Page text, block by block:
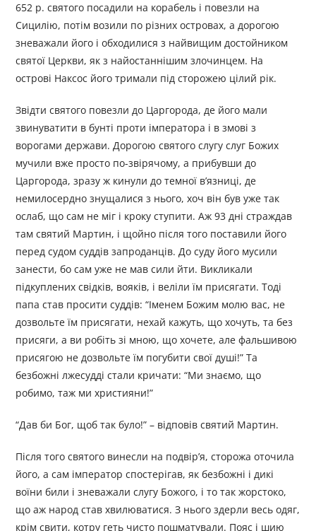
652 р. святого посадили на корабель і повезли на
Сицилію, потім возили по різних островах, а дорогою
зневажали його і обходилися з найвищим достойником
святої Церкви, як з найостаннішим злочинцем. На
острові Наксос його тримали під сторожею цілий рік.
Звідти святого повезли до Царгорода, де його мали
звинуватити в бунті проти імператора і в змові з
ворогами держави. Дорогою святого слугу слуг Божих
мучили вже просто по-звірячому, а прибувши до
Царгорода, зразу ж кинули до темної в’язниці, де
немилосердно знущалися з нього, хоч він був уже так
ослаб, що сам не міг і кроку ступити. Аж 93 дні страждав
там святий Мартин, і щойно після того поставили його
перед судом суддів запроданців. До суду його мусили
занести, бо сам уже не мав сили йти. Викликали
підкуплених свідків, вояків, і веліли їм присягати. Тоді
папа став просити суддів: “Іменем Божим молю вас, не
дозвольте їм присягати, нехай кажуть, що хочуть, та без
присяги, а ви робіть зі мною, що хочете, але фальшивою
присягою не дозвольте їм погубити свої душі!” Та
безбожні лжесудді стали кричати: “Ми знаємо, що
робимо, таж ми християни!”
“Дав би Бог, щоб так було!” – відповів святий Мартин.
Після того святого винесли на подвір’я, сторожа оточила
його, а сам імператор спостерігав, як безбожні і дикі
воїни били і зневажали слугу Божого, і то так жорстоко,
що аж народ став хвилюватися. З нього здерли весь одяг,
крім свити, котру геть чисто пошматували. Пояс і шию